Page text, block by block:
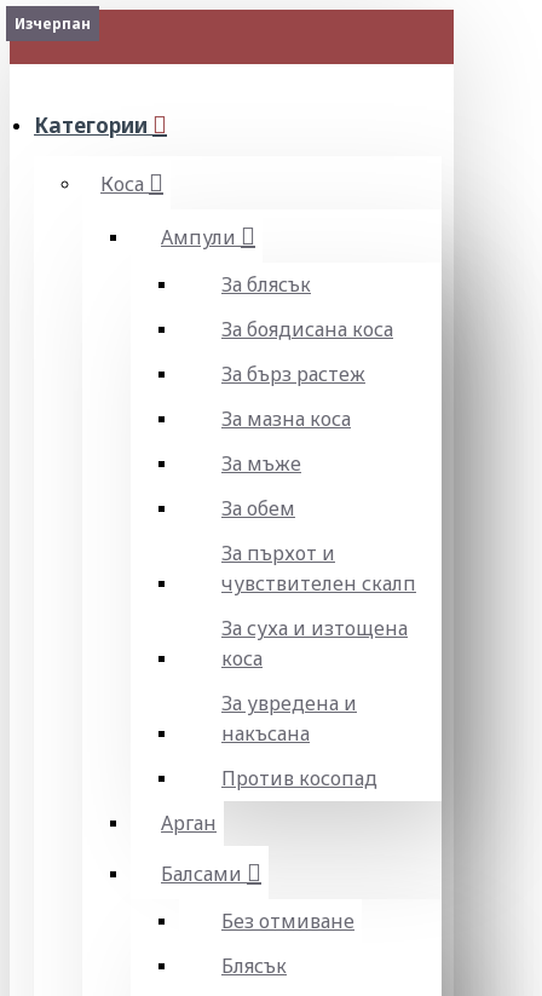
МЕНЮ
Категории
Коса
Ампули
За блясък
За боядисана коса
За бърз растеж
За мазна коса
За мъже
За обем
За пърхот и
чувствителен скалп
За суха и изтощена
коса
За увредена и
накъсана
Против косопад
Арган
Балсами
Без отмиване
Блясък
Изчерпан